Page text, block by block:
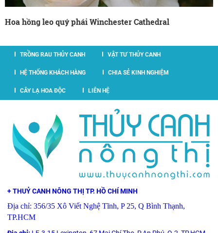
Hoa hồng leo quý phái Winchester Cathedral
TRỒNG RAU THỦY CANH VẬT TƯ THỦY CANH
HỆ THỐNG KHÁCH HÀNG CHIA SẺ KINH NGHIỆM
CÂY LẠ HOA ĐỘC LIÊN HỆ
+ THUỶ CANH NÔNG THỊ TP. HỒ CHÍ MINH
Địa chỉ: 356/35 Xô Viết Nghệ Tĩnh, P 25, Q Bình Thạnh,
TP.HCM